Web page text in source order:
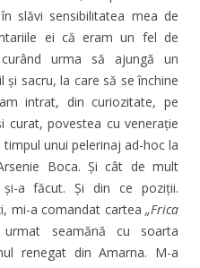
slăvi sensibilitatea mea de
ei că eram un fel de
urma să ajungă un
sacru, la care să se închine
intrat, din curiozitate, pe
curat, povestea cu venerație
unui pelerinaj ad-hoc la
Boca. Și cât de mult
a făcut. Și din ce poziții.
mi-a comandat cartea „Frica
seamănă cu soarta
renegat din Amarna. M-a